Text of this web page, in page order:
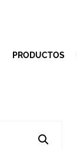
PRODUCTOS